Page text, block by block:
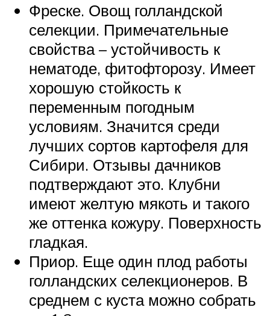
Фреске. Овощ голландской
селекции. Примечательные
свойства – устойчивость к
нематоде, фитофторозу. Имеет
хорошую стойкость к
переменным погодным
условиям. Значится среди
лучших сортов картофеля для
Сибири. Отзывы дачников
подтверждают это. Клубни
имеют желтую мякоть и такого
же оттенка кожуру. Поверхность
гладкая.
Приор. Еще один плод работы
голландских селекционеров. В
среднем с куста можно собрать